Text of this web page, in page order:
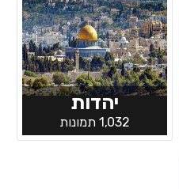
יהדות
1,032 תמונות